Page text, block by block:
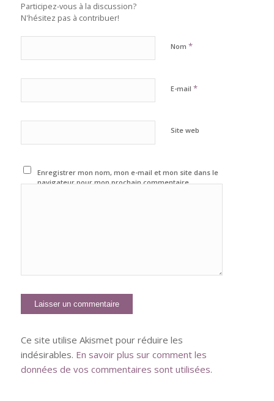
Participez-vous à la discussion?
N'hésitez pas à contribuer!
Nom *
E-mail *
Site web
Enregistrer mon nom, mon e-mail et mon site dans le
navigateur pour mon prochain commentaire.
Ce site utilise Akismet pour réduire les
indésirables. En savoir plus sur comment les
données de vos commentaires sont utilisées.